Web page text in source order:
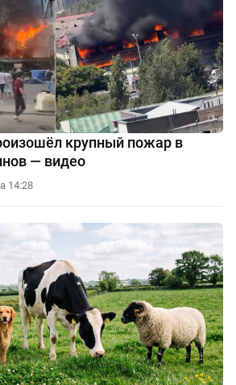
крупный пожар в
— видео
14:28